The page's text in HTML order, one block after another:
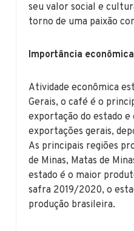
seu valor social e
torno de uma paixão
Importância econômica
Atividade econômica
Gerais, o café é o
exportação do estado e
exportações gerais,
As principais regiões
de Minas, Matas de
estado é o maior
safra 2019/2020, o
produção brasileira.